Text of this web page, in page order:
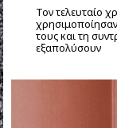
Τον τελευταίο
τους και τη
εξαπολύσουν